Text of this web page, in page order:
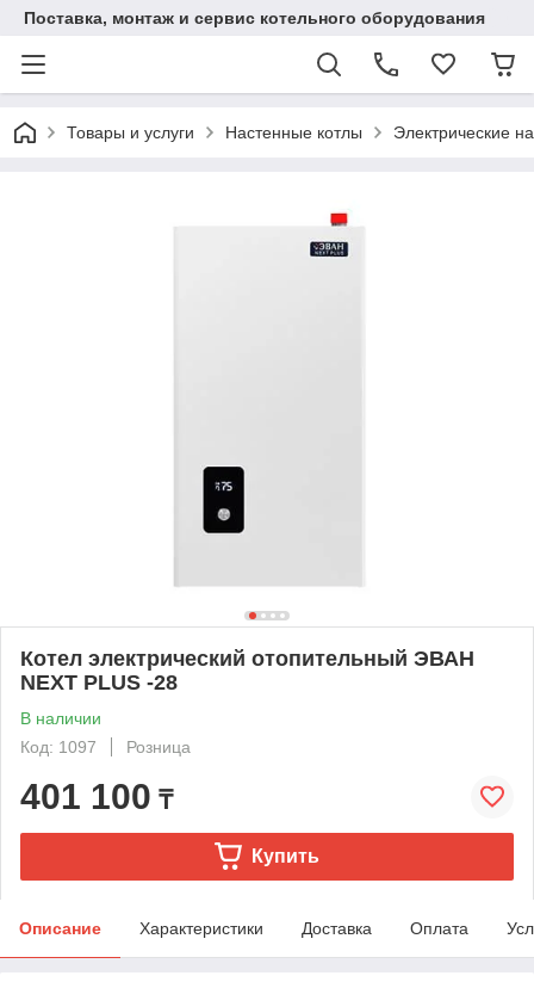
Поставка, монтаж и сервис котельного оборудования
Товары и услуги Настенные котлы Электрические
Котел электрический отопительный ЭВАН
NEXT PLUS -28
В наличии
Код: 1097
Розница
401 100 ₸
Купить
Описание Характеристики Доставка Оплата